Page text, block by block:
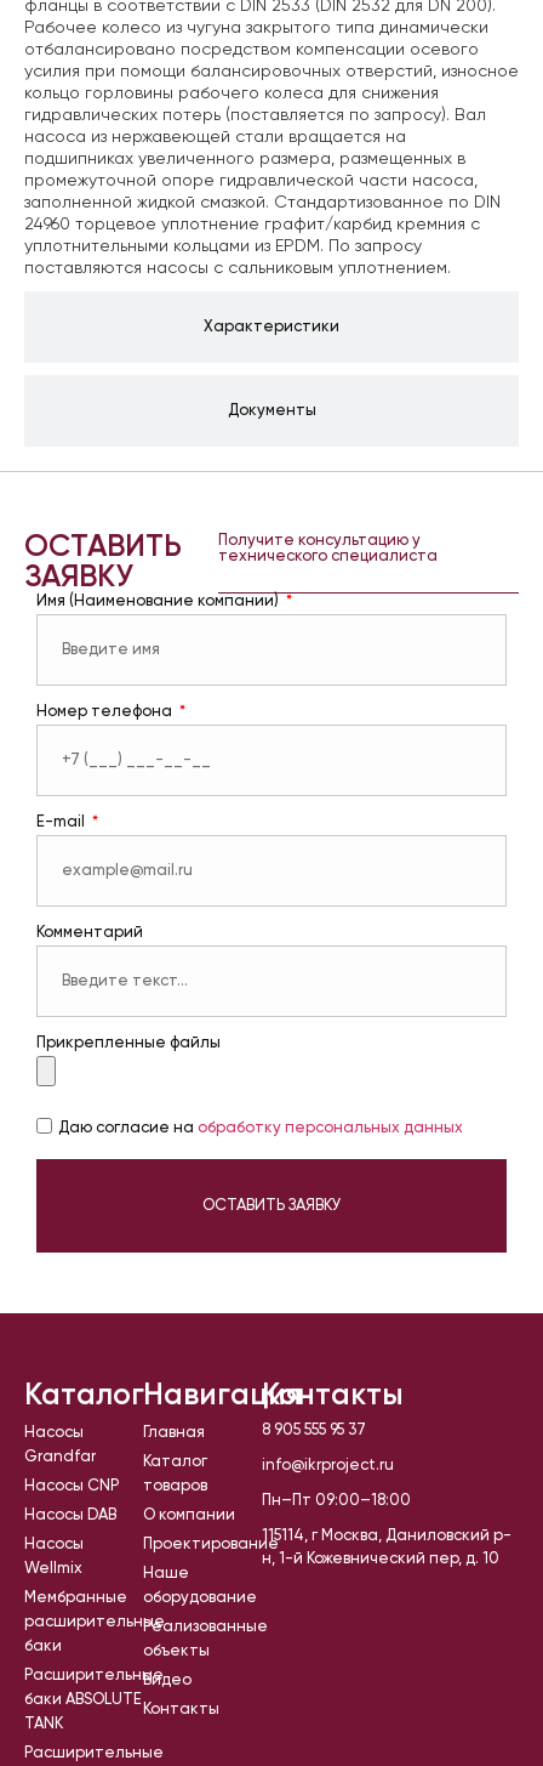
Характеристики
Документы
фланцы в соответствии с DIN 2533 (DIN 2532 для DN 200).
Рабочее колесо из чугуна закрытого типа динамически
отбалансировано посредством компенсации осевого
усилия при помощи балансировочных отверстий, износное
кольцо горловины рабочего колеса для снижения
гидравлических потерь (поставляется по запросу). Вал
насоса из нержавеющей стали вращается на
подшипниках увеличенного размера, размещенных в
промежуточной опоре гидравлической части насоса,
заполненной жидкой смазкой. Стандартизованное по DIN
24960 торцевое уплотнение графит/карбид кремния с
уплотнительными кольцами из EPDM. По запросу
поставляются насосы с сальниковым уплотнением.
ОСТАВИТЬ
ЗАЯВКУ
Получите консультацию у
технического специалиста
Имя (Наименование компании)
Номер телефона
E-mail
Комментарий
Прикрепленные файлы
Даю согласие на обработку персональных данных
ОСТАВИТЬ ЗАЯВКУ
Каталог
Насосы
Grandfar
Насосы CNP
Насосы DAB
Насосы
Wellmix
Мембранные
расширительные
баки
Расширительные
баки ABSOLUTE
TANK
Расширительные
Навигация
Главная
Каталог
товаров
О компании
Проектирование
Наше
оборудование
Реализованные
объекты
Видео
Контакты
Контакты
8 905 555 95 37
info@ikrproject.ru
Пн–Пт 09:00–18:00
115114, г Москва, Даниловский р-
н, 1-й Кожевнический пер, д. 10